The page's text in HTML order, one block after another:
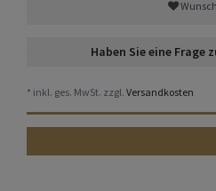
Haben Sie eine Frage
* inkl. ges. MwSt. zzgl. Versandkosten